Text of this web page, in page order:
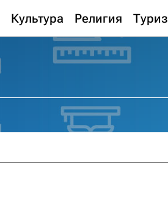
Культура Религия